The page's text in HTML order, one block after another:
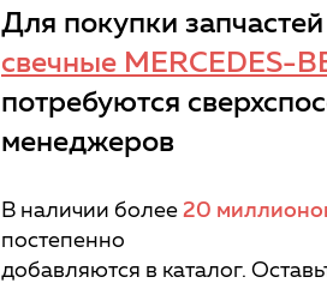
Для покупки
свечные MERCEDES-
потребуются
менеджеров
В наличии более 20
постепенно
добавляются в каталог.